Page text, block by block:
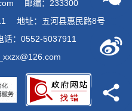
邮编：233300
地址：五河县惠民路8号
话：0552-5037911